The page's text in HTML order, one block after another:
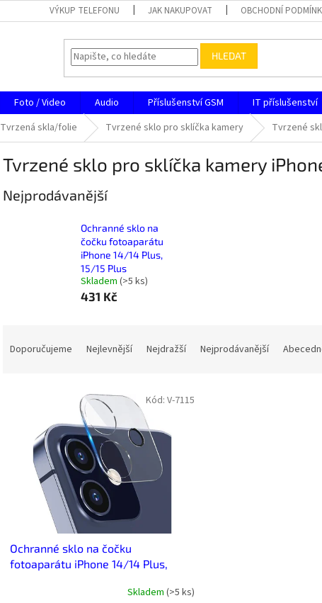
VÝKUP TELEFONU JAK NAKUPOVAT OBCHODNÍ
HLEDAT
Foto / Video Audio Příslušenství GSM IT příslušenství
Tvrzená skla/folie Tvrzené sklo pro sklíčka kamery Tvrzené
Tvrzené sklo pro sklíčka kamery
Nejprodávanější
Ochranné sklo na
čočku fotoaparátu
iPhone 14/14 Plus,
15/15 Plus
Skladem (>5 ks)
431 Kč
Doporučujeme Nejlevnější Nejdražší Nejprodávanější
Ochranné sklo na čočku
fotoaparátu iPhone 14/14 Plus,
Skladem (>5 ks)
Kód: V-7115